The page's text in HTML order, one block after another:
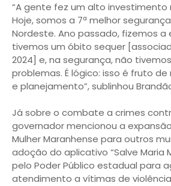
“A gente fez um alto investimento
Hoje, somos a 7ª melhor
Nordeste. Ano passado, fizemos a
tivemos um óbito sequer
2024] e, na segurança, não
problemas. É lógico: isso é fruto
e planejamento”, sublinhou
Já sobre o combate a crimes
governador mencionou a
Mulher Maranhense para outros
adoção do aplicativo “Salve Maria
pelo Poder Público estadual para
atendimento a vítimas de